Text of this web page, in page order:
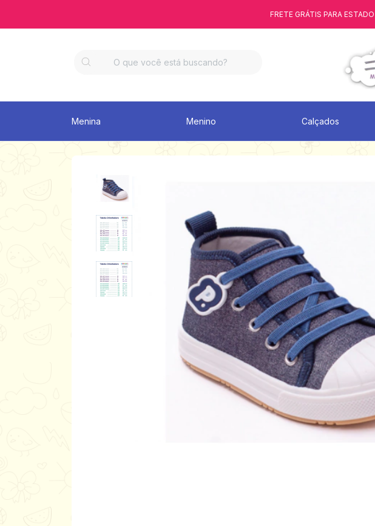
FRETE GRÁTIS PARA
Menina Menino Calçados